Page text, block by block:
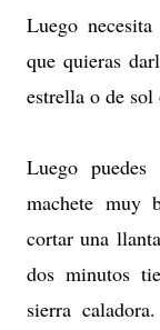
Luego
que quieras
estrella o de sol
Luego
machete muy
cortar una
dos minutos
sierra